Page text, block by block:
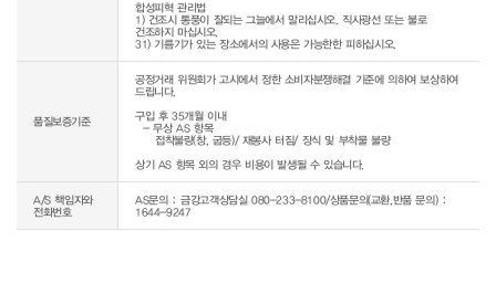
합성피혁 관리법
1) 건조시 통풍이 잘되는 그늘에서 말리십시오. 직사광선 또는 불로
건조하지 마십시오.
31) 기름기가 있는 장소에서의 사용은 가능한한 피하십시오.
품질보증기준
공정거래 위원회가 고시에서 정한 소비자분쟁해결 기준에 의하여 보상하여
드립니다.
구입 후 35개월 이내
  - 무상 AS 항목
상기 AS 항목 외의 경우 비용이 발생될 수 있습니다.
A/S 책임자와
전화번호
AS문의 : 금강고객상담실 080-233-8100/상품문의(교환,반품 문의) :
1644-9247